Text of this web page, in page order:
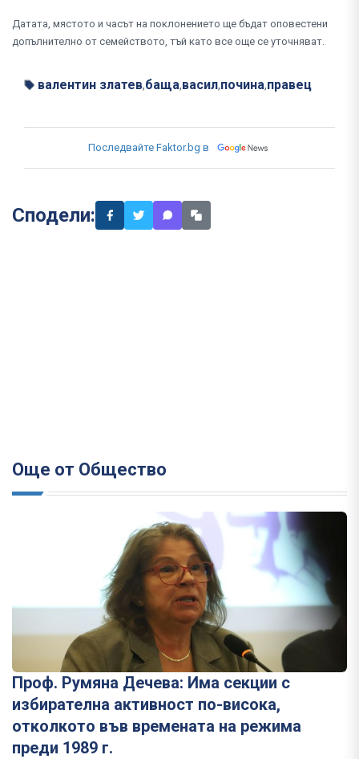
Датата, мястото и часът на поклонението ще бъдат оповестени
допълнително от семейството, тъй като все още се уточняват.
валентин златев,баща,васил,почина,правец
Последвайте Faktor.bg в
Сподели:
Още от Общество
Проф. Румяна Дечева: Има секции с
избирателна активност по-висока,
отколкото във времената на режима
преди 1989 г.